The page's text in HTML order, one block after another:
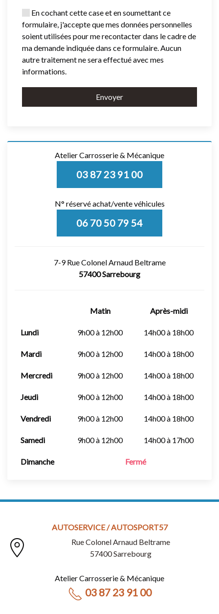
En cochant cette case et en soumettant ce
formulaire, j'accepte que mes données personnelles
soient utilisées pour me recontacter dans le cadre de
ma demande indiquée dans ce formulaire. Aucun
autre traitement ne sera effectué avec mes
informations.
Envoyer
Atelier Carrosserie & Mécanique
03 87 23 91 00
N° réservé achat/vente véhicules
06 70 50 79 54
7-9 Rue Colonel Arnaud Beltrame
57400 Sarrebourg
Matin Après-midi
Lundi 9h00 à 12h00 14h00 à 18h00
Mardi 9h00 à 12h00 14h00 à 18h00
Mercredi 9h00 à 12h00 14h00 à 18h00
Jeudi 9h00 à 12h00 14h00 à 18h00
Vendredi 9h00 à 12h00 14h00 à 18h00
Samedi 9h00 à 12h00 14h00 à 17h00
Dimanche Fermé
AUTOSERVICE / AUTOSPORT57
Rue Colonel Arnaud Beltrame
57400 Sarrebourg
Atelier Carrosserie & Mécanique
03 87 23 91 00